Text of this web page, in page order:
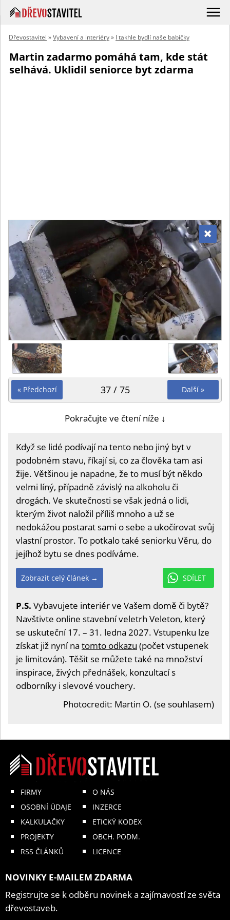
Dřevostavitel »Vybavení a interiéry» I takhle bydlí naše babičky
Martin zadarmo pomáhá tam, kde stát
selhává. Uklidil seniorce byt zdarma
« Předchozí Další »
37 / 75
Pokračujte ve čtení níže ↓
Když se lidé podívají na tento nebo jiný byt v
podobném stavu, říkají si, co za člověka tam asi
žije. Většinou je napadne, že to musí být někdo
velmi líný, případně závislý na alkoholu či
drogách. Ve skutečnosti se však jedná o lidi,
kterým život naložil příliš mnoho a už se
nedokážou postarat sami o sebe a ukočírovat svůj
vlastní prostor. To potkalo také seniorku Věru, do
jejíhož bytu se dnes podíváme.
SDÍLET
Zobrazit celý článek →
P.S. Vybavujete interiér ve Vašem domě či bytě?
Navštivte online stavební veletrh Veleton, který
se uskuteční 17. – 31. ledna 2027. Vstupenku lze
získat již nyní na tomto odkazu (počet vstupenek
je limitován). Těšit se můžete také na množství
inspirace, živých přednášek, konzultací s
odborníky i slevové vouchery.
Photocredit: Martin O. (se souhlasem)
FIRMY
OSOBNÍ ÚDAJE
KALKULAČKY
PROJEKTY
RSS ČLÁNKŮ
O NÁS
INZERCE
ETICKÝ KODEX
OBCH. PODM.
LICENCE
NOVINKY E-MAILEM ZDARMA
Registrujte se k odběru novinek a zajímavostí ze světa
dřevostaveb.